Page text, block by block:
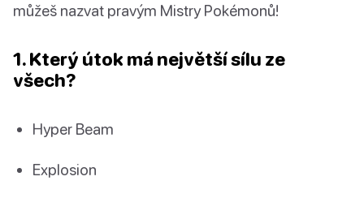
můžeš nazvat pravým Mistry Pokémonů!
1. Který útok má největší sílu ze
všech?
Hyper Beam
Explosion